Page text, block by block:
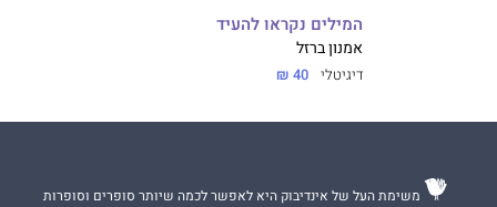
המילים נקראו להעיד
אמנון ברזל
דיגיטלי 40 ₪
משימת העל של אינדיבוק היא לאפשר לכמה שיותר סופרים וסופרות